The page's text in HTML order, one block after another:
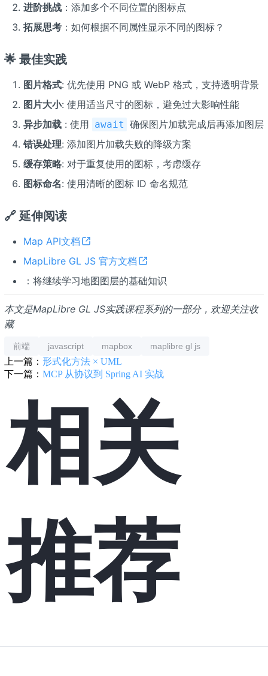
进阶挑战：添加多个不同位置的图标点
拓展思考：如何根据不同属性显示不同的图标？
🌟 最佳实践
图片格式: 优先使用 PNG 或 WebP 格式，支持透明背景
图片大小: 使用适当尺寸的图标，避免过大影响性能
异步加载: 使用 await 确保图片加载完成后再添加图层
错误处理: 添加图片加载失败的降级方案
缓存策略: 对于重复使用的图标，考虑缓存
图标命名: 使用清晰的图标 ID 命名规范
🔗 延伸阅读
Map API文档
MapLibre GL JS 官方文档
：将继续学习地图图层的基础知识
本文是MapLibre GL JS实践课程系列的一部分，欢迎关注收
藏
前端 javascript mapbox maplibre gl js
上一篇： 形式化方法 × UML
下一篇： MCP 从协议到 Spring AI 实战
相关
推荐